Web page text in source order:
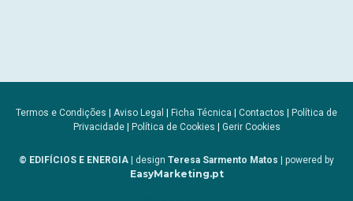
Termos e Condições | Aviso Legal | Ficha Técnica | Contactos | Política de
Privacidade| Política de Cookies | Gerir Cookies
© EDIFÍCIOS E ENERGIA | design Teresa Sarmento Matos | powered by
EasyMarketing.pt